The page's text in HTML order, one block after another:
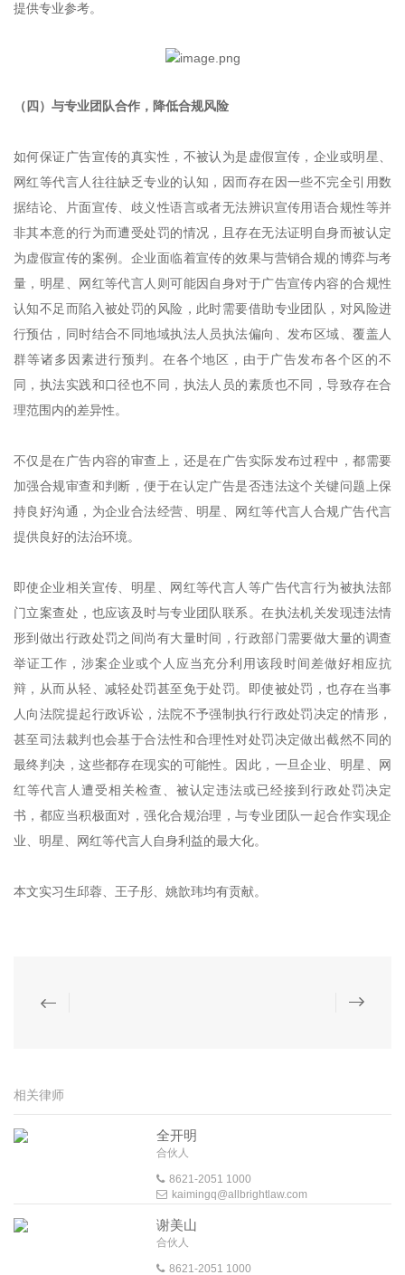
提供专业参考。
（四）与专业团队合作，降低合规风险
如何保证广告宣传的真实性，不被认为是虚假宣传，企业或明星、
网红等代言人往往缺乏专业的认知，因而存在因一些不完全引用数
据结论、片面宣传、歧义性语言或者无法辨识宣传用语合规性等并
非其本意的行为而遭受处罚的情况，且存在无法证明自身而被认定
为虚假宣传的案例。企业面临着宣传的效果与营销合规的博弈与考
量，明星、网红等代言人则可能因自身对于广告宣传内容的合规性
认知不足而陷入被处罚的风险，此时需要借助专业团队，对风险进
行预估，同时结合不同地域执法人员执法偏向、发布区域、覆盖人
群等诸多因素进行预判。在各个地区，由于广告发布各个区的不
同，执法实践和口径也不同，执法人员的素质也不同，导致存在合
理范围内的差异性。
不仅是在广告内容的审查上，还是在广告实际发布过程中，都需要
加强合规审查和判断，便于在认定广告是否违法这个关键问题上保
持良好沟通，为企业合法经营、明星、网红等代言人合规广告代言
提供良好的法治环境。
即使企业相关宣传、明星、网红等代言人等广告代言行为被执法部
门立案查处，也应该及时与专业团队联系。在执法机关发现违法情
形到做出行政处罚之间尚有大量时间，行政部门需要做大量的调查
举证工作，涉案企业或个人应当充分利用该段时间差做好相应抗
辩，从而从轻、减轻处罚甚至免于处罚。即使被处罚，也存在当事
人向法院提起行政诉讼，法院不予强制执行行政处罚决定的情形，
甚至司法裁判也会基于合法性和合理性对处罚决定做出截然不同的
最终判决，这些都存在现实的可能性。因此，一旦企业、明星、网
红等代言人遭受相关检查、被认定违法或已经接到行政处罚决定
书，都应当积极面对，强化合规治理，与专业团队一起合作实现企
业、明星、网红等代言人自身利益的最大化。
本文实习生邱蓉、王子彤、姚歆玮均有贡献。
相关律师
全开明
合伙人
8621-2051 1000
kaimingq@allbrightlaw.com
谢美山
合伙人
8621-2051 1000